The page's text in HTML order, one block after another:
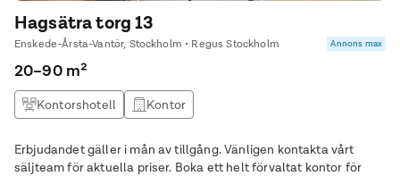
Hagsätra torg 13
Enskede-Årsta-Vantör, Stockholm • Regus Stockholm Annons max
20–90 m²
Kontorshotell Kontor
Erbjudandet gäller i mån av tillgång. Vänligen kontakta vårt
säljteam för aktuella priser. Boka ett helt förvaltat kontor för